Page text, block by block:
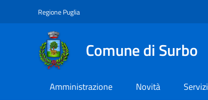
Navigation
Skip to Content
Regione Puglia
Comune di Surbo
Amministrazione Novità Servizi